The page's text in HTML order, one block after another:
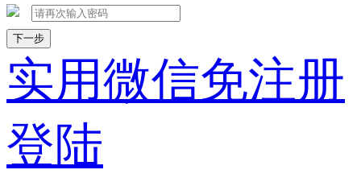
下一步
实用微信免注册
登陆